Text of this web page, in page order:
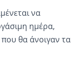
να
ημέρα,
θα άνοιγαν τα